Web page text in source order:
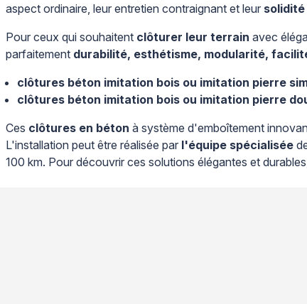
aspect ordinaire, leur entretien contraignant et leur solidité
Pour ceux qui souhaitent clôturer leur terrain avec
parfaitement durabilité, esthétisme, modularité,
clôtures béton imitation bois ou imitation pierre
clôtures béton imitation bois ou imitation pierre
Ces clôtures en béton à système d'emboîtement
L'installation peut être réalisée par l'équipe spécialisée
100 km. Pour découvrir ces solutions élégantes et